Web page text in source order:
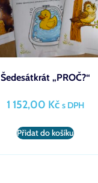
Šedesátkrát „PROČ?“
1 152,00 Kč s DPH
Přidat do košíku